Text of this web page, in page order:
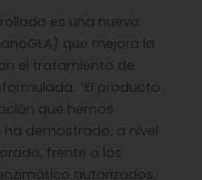
es una nueva
que mejora la
el tratamiento de
“El producto
que hemos
demostrado, a nivel
frente a los
autorizados,